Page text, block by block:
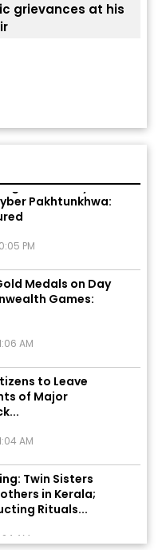
grievances at his
AM
Peace Rally in
Pakhtunkhwa:
Medals on Day
Games:
to Leave
of Major
Twin Sisters
in Kerala;
Rituals...